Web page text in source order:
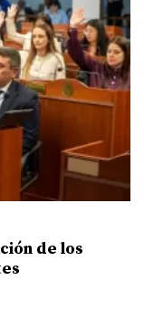
de los